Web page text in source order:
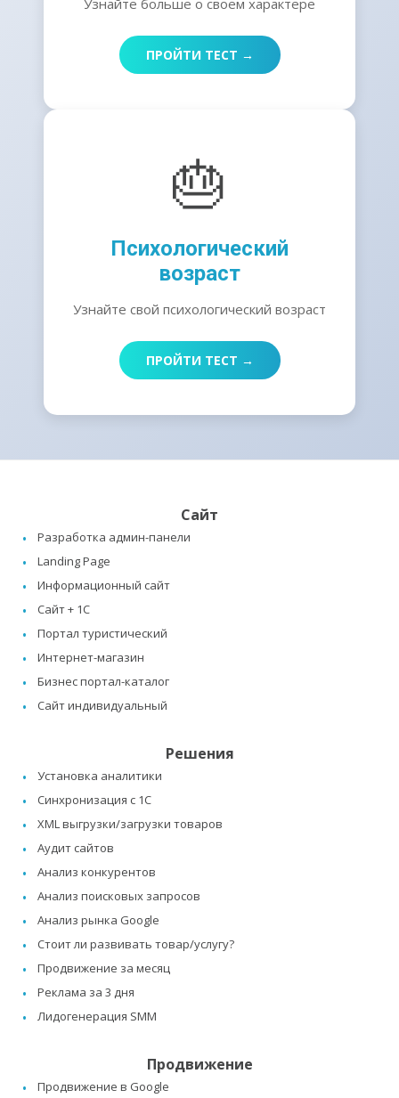
ПРОЙТИ ТЕСТ →
🎂
Психологический
возраст
Узнайте свой психологический возраст
ПРОЙТИ ТЕСТ →
Сайт
Разработка админ-панели
Landing Page
Информационный сайт
Сайт + 1C
Портал туристический
Интернет-магазин
Бизнес портал-каталог
Сайт индивидуальный
Решения
Установка аналитики
Синхронизация с 1C
XML выгрузки/загрузки товаров
Аудит сайтов
Анализ конкурентов
Анализ поисковых запросов
Анализ рынка Google
Стоит ли развивать товар/услугу?
Продвижение за месяц
Реклама за 3 дня
Лидогенерация SMM
Продвижение
Продвижение в Google